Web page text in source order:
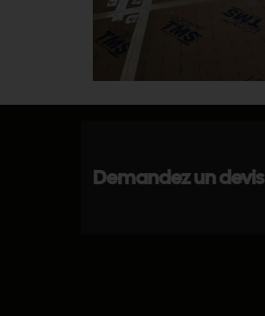
Demandez un devis